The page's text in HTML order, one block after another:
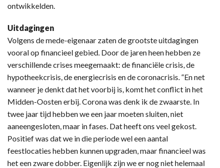
ontwikkelden.
Uitdagingen
Volgens de mede-eigenaar zaten de grootste uitdagingen
vooral op financieel gebied. Door de jaren heen hebben ze
verschillende crises meegemaakt: de financiële crisis, de
hypotheekcrisis, de energiecrisis en de coronacrisis. “En net
wanneer je denkt dat het voorbij is, komt het conflict in het
Midden-Oosten erbij. Corona was denk ik de zwaarste. In
twee jaar tijd hebben we een jaar moeten sluiten, niet
aaneengesloten, maar in fases. Dat heeft ons veel gekost.
Positief was dat we in die periode wel een aantal
feestlocaties hebben kunnen upgraden, maar financieel was
het een zware dobber. Eigenlijk zijn we er nog niet helemaal